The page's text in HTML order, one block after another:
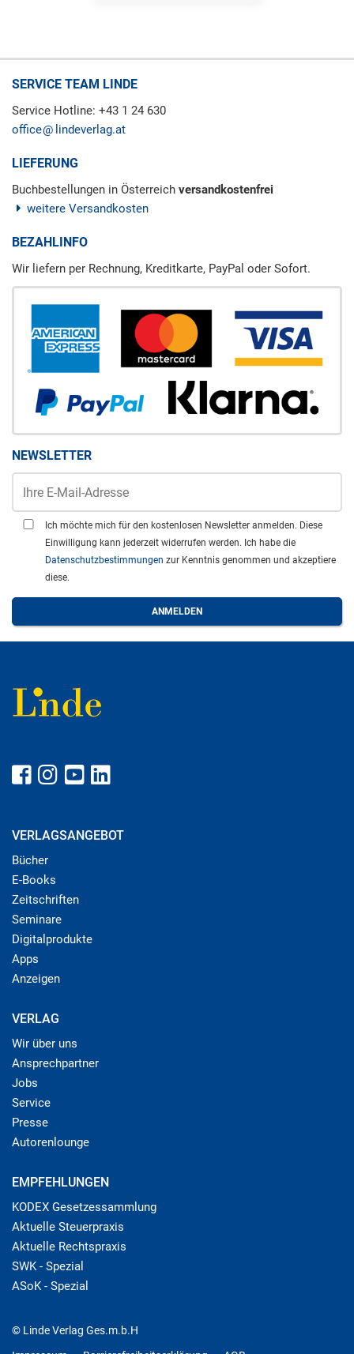
SERVICE TEAM LINDE
Service Hotline: +43 1 24 630
office
lindeverlag.at
LIEFERUNG
Buchbestellungen in Österreich versandkostenfrei
weitere Versandkosten
BEZAHLINFO
Wir liefern per Rechnung, Kreditkarte, PayPal oder Sofort.
NEWSLETTER
Ich möchte mich für den kostenlosen Newsletter anmelden. Diese
Einwilligung kann jederzeit widerrufen werden. Ich habe die
Datenschutzbestimmungen zur Kenntnis genommen und akzeptiere
diese.
VERLAGSANGEBOT
Bücher
E-Books
Zeitschriften
Seminare
Digitalprodukte
Apps
Anzeigen
VERLAG
Wir über uns
Ansprechpartner
Jobs
Service
Presse
Autorenlounge
EMPFEHLUNGEN
KODEX Gesetzessammlung
Aktuelle Steuerpraxis
Aktuelle Rechtspraxis
SWK - Spezial
ASoK - Spezial
© Linde Verlag Ges.m.b.H